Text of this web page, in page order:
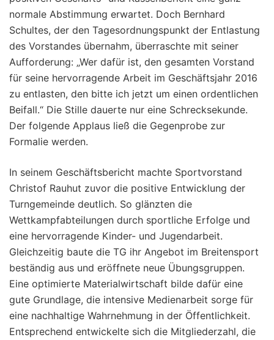
normale Abstimmung erwartet. Doch Bernhard
Schultes, der den Tagesordnungspunkt der Entlastung
des Vorstandes übernahm, überraschte mit seiner
Aufforderung: „Wer dafür ist, den gesamten Vorstand
für seine hervorragende Arbeit im Geschäftsjahr 2016
zu entlasten, den bitte ich jetzt um einen ordentlichen
Beifall.“ Die Stille dauerte nur eine Schrecksekunde.
Der folgende Applaus ließ die Gegenprobe zur
Formalie werden.
In seinem Geschäftsbericht machte Sportvorstand
Christof Rauhut zuvor die positive Entwicklung der
Turngemeinde deutlich. So glänzten die
Wettkampfabteilungen durch sportliche Erfolge und
eine hervorragende Kinder- und Jugendarbeit.
Gleichzeitig baute die TG ihr Angebot im Breitensport
beständig aus und eröffnete neue Übungsgruppen.
Eine optimierte Materialwirtschaft bilde dafür eine
gute Grundlage, die intensive Medienarbeit sorge für
eine nachhaltige Wahrnehmung in der Öffentlichkeit.
Entsprechend entwickelte sich die Mitgliederzahl, die